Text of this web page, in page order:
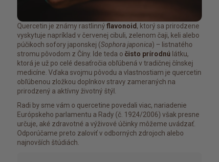
Quercetin je známy rastlinný flavonoid , ktorý sa prirodzene
vyskytuje napríklad v červenej cibuli, zelenom čaji, keli alebo
púčikoch sofory japonskej (Sophora japonica) – listnatého
stromu pôvodom z Číny. Ide teda o čisto prírodnú látku,
ktorá je už po celé desaťročia obľúbená v tradičnej čínskej
medicíne. Vďaka svojmu pôvodu a vlastnostiam je quercetin
obľúbenou zložkou doplnkov stravy zameraných na
prirodzený a aktívny životný štýl.
Radi by sme vám o quercetine povedali viac, nariadenie
Európskeho parlamentu a Rady (č. 1924/2006) však presne
určuje, aké zdravotné a výživové účinky môžeme uvádzať.
Odporúčame preto zaloviť v odborných zdrojoch alebo
najnovších štúdiách.